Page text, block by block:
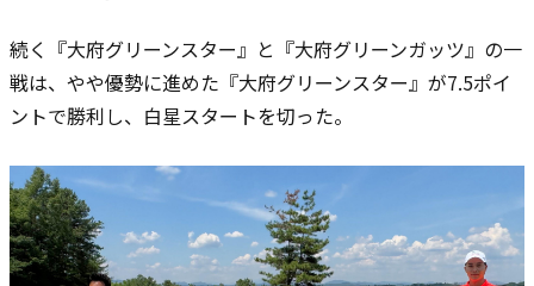
続く『大府グリーンスター』と『大府グリーンガッツ』の一
戦は、やや優勢に進めた『大府グリーンスター』が7.5ポイ
ントで勝利し、白星スタートを切った。